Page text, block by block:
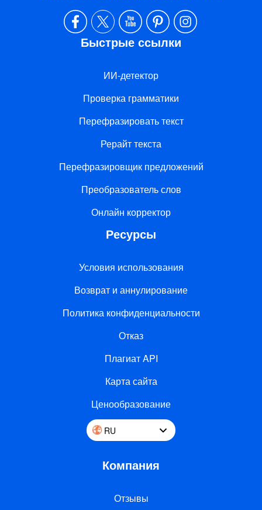
Быстрые ссылки
ИИ-детектор
Проверка грамматики
Перефразировать текст
Рерайт текста
Перефразировщик предложений
Преобразователь слов
Онлайн корректор
Ресурсы
Условия использования
Возврат и аннулирование
Политика конфиденциальности
Отказ
Плагиат API
Карта сайта
Ценообразование
RU
Компания
Отзывы